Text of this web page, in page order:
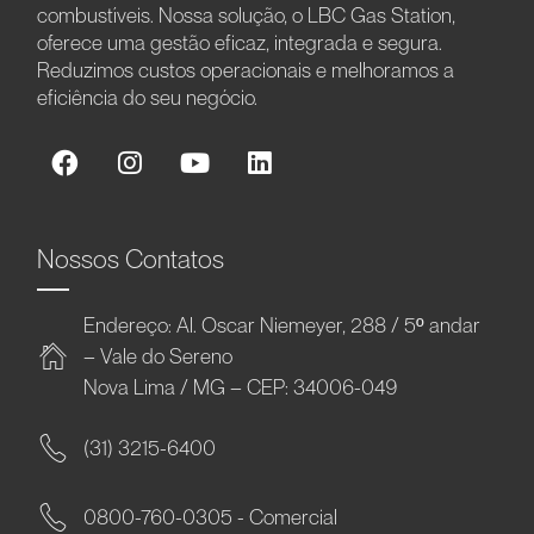
combustíveis. Nossa solução, o LBC Gas Station,
oferece uma gestão eficaz, integrada e segura.
Reduzimos custos operacionais e melhoramos a
eficiência do seu negócio.
Nossos Contatos
Endereço: Al. Oscar Niemeyer, 288 / 5º andar
– Vale do Sereno
Nova Lima / MG – CEP: 34006-049
(31) 3215-6400
0800-760-0305 - Comercial